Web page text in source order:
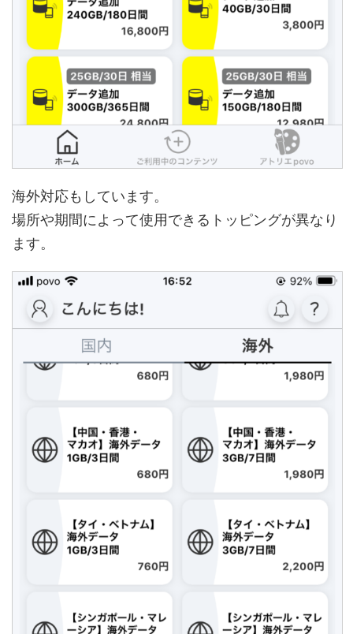
海外対応もしています。
場所や期間によって使用できるトッピングが異なり
ます。